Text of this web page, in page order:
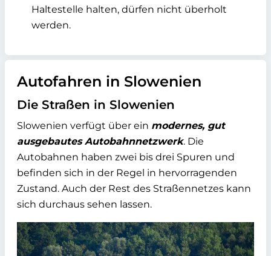
Haltestelle halten, dürfen nicht überholt
werden.
Autofahren in Slowenien
Die Straßen in Slowenien
Slowenien verfügt über ein modernes, gut
ausgebautes Autobahnnetzwerk. Die
Autobahnen haben zwei bis drei Spuren und
befinden sich in der Regel in hervorragenden
Zustand. Auch der Rest des Straßennetzes kann
sich durchaus sehen lassen.